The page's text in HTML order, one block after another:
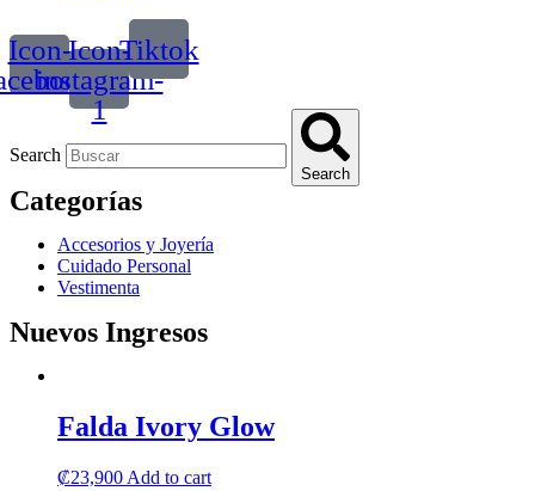
Icon-Icon-
instagram-
1
Tiktok
Search
Search
Categorías
Accesorios y Joyería
Cuidado Personal
Vestimenta
Nuevos Ingresos
Falda Ivory Glow
₡23,900 Add to cart